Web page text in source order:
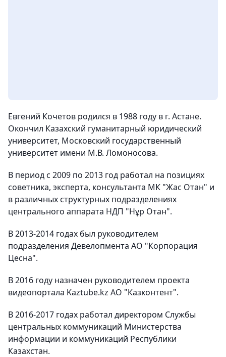
Евгений Кочетов родился в 1988 году в г. Астане.
Окончил Казахский гуманитарный юридический
университет, Московский государственный
университет имени М.В. Ломоносова.
В период с 2009 по 2013 год работал на позициях
советника, эксперта, консультанта МК "Жас Отан" и
в различных структурных подразделениях
центрального аппарата НДП "Нұр Отан".
В 2013-2014 годах был руководителем
подразделения Девелопмента АО "Корпорация
Цесна".
В 2016 году назначен руководителем проекта
видеопортала Kaztube.kz АО "Казконтент".
В 2016-2017 годах работал директором Службы
центральных коммуникаций Министерства
информации и коммуникаций Республики
Казахстан.